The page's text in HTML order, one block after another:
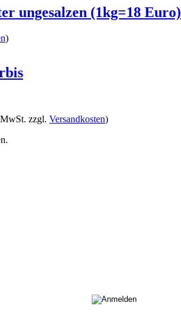
ungesalzen (1kg=18 Euro)
)
zzgl. Versandkosten)